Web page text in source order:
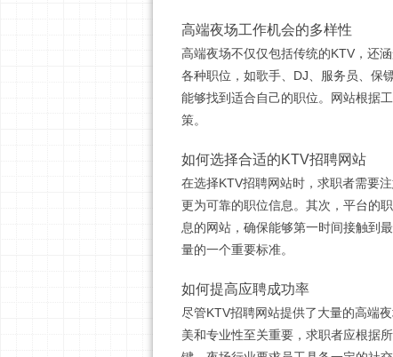
高端夜场工作机会的多样性
高端夜场不仅仅包括传统的KTV，还
各种职位，如歌手、DJ、服务员、保
能够找到适合自己的职位。网站根据
策。
如何选择合适的KTV招聘网站
在选择KTV招聘网站时，求职者需要
更为可靠的职位信息。其次，平台的
息的网站，确保能够第一时间接触到
量的一个重要标准。
如何提高应聘成功率
尽管KTV招聘网站提供了大量的高端
美和专业性至关重要，求职者应根据